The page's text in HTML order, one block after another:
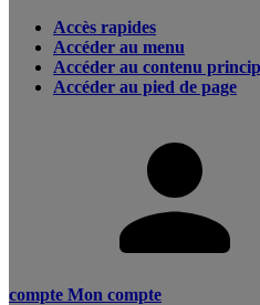
Accès rapides
Accéder au menu
Accéder au contenu
Accéder au pied de page
compte Mon compte